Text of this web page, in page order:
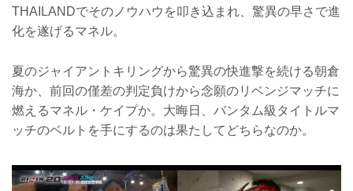
THAILANDでそのノウハウを叩き込まれ、驚異の早さで進
化を遂げるマネル。
夏のジャイアントキリングから驚異の快進撃を続ける朝倉
海か、前回の僅差の判定負けから念願のリベンジマッチに
燃えるマネル・ケイプか。大晦日、バンタム級タイトルマ
ッチのベルトを手にするのは果たしてどちらなのか。